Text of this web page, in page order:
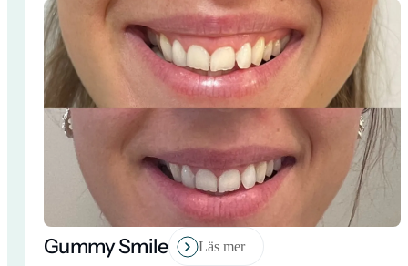
Gummy Smile Läs mer